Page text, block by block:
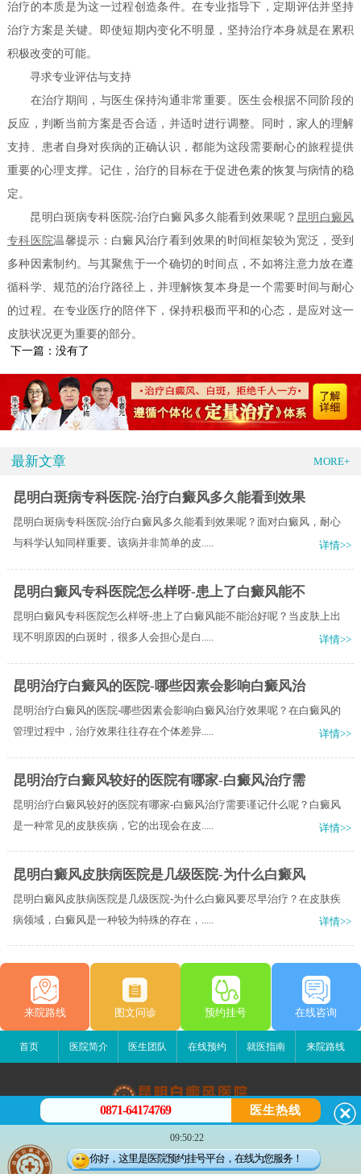
治疗的本质是为这一过程创造条件。在专业指导下，定期评估并坚持
治疗方案是关键。即使短期内变化不明显，坚持治疗本身就是在累积
积极改变的可能。
寻求专业评估与支持
在治疗期间，与医生保持沟通非常重要。医生会根据不同阶段的
反应，判断当前方案是否合适，并适时进行调整。同时，家人的理解
支持、患者自身对疾病的正确认识，都能为这段需要耐心的旅程提供
重要的心理支撑。记住，治疗的目标在于促进色素的恢复与病情的稳
定。
昆明白斑病专科医院-治疗白癜风多久能看到效果呢？ 昆明白癜风
专科医院温馨提示：白癜风治疗看到效果的时间框架较为宽泛，受到
多种因素制约。与其聚焦于一个确切的时间点，不如将注意力放在遵
循科学、规范的治疗路径上，并理解恢复本身是一个需要时间与耐心
的过程。在专业医疗的陪伴下，保持积极而平和的心态，是应对这一
皮肤状况更为重要的部分。
下一篇：没有了
最新文章 MORE+
昆明白斑病专科医院-治疗白癜风多久能看到效果
昆明白斑病专科医院-治疗白癜风多久能看到效果呢？面对白癜风，耐心
与科学认知同样重要。该病并非简单的皮.....
详情>>
昆明白癜风专科医院怎么样呀-患上了白癜风能不
昆明白癜风专科医院怎么样呀-患上了白癜风能不能治好呢？当皮肤上出
现不明原因的白斑时，很多人会担心是白.....
详情>>
昆明治疗白癜风的医院-哪些因素会影响白癜风治
昆明治疗白癜风的医院-哪些因素会影响白癜风治疗效果呢？在白癜风的
管理过程中，治疗效果往往存在个体差异.....
详情>>
昆明治疗白癜风较好的医院有哪家-白癜风治疗需
昆明治疗白癜风较好的医院有哪家-白癜风治疗需要谨记什么呢？白癜风
是一种常见的皮肤疾病，它的出现会在皮.....
详情>>
昆明白癜风皮肤病医院是几级医院-为什么白癜风
昆明白癜风皮肤病医院是几级医院-为什么白癜风要尽早治疗？在皮肤疾
病领域，白癜风是一种较为特殊的存在，.....
详情>>
来院路线 图文问诊 预约挂号 在线咨询
首页 医院简介 医生团队 在线预约 就医指南 来院路线
昆明白癜风医院
昆明市五华区护国路2号
版权所有：昆明白癜风医院
0871-64174769 医生热线
09:50:22
你好，这里是医院预约挂号平台，在线为您服务！